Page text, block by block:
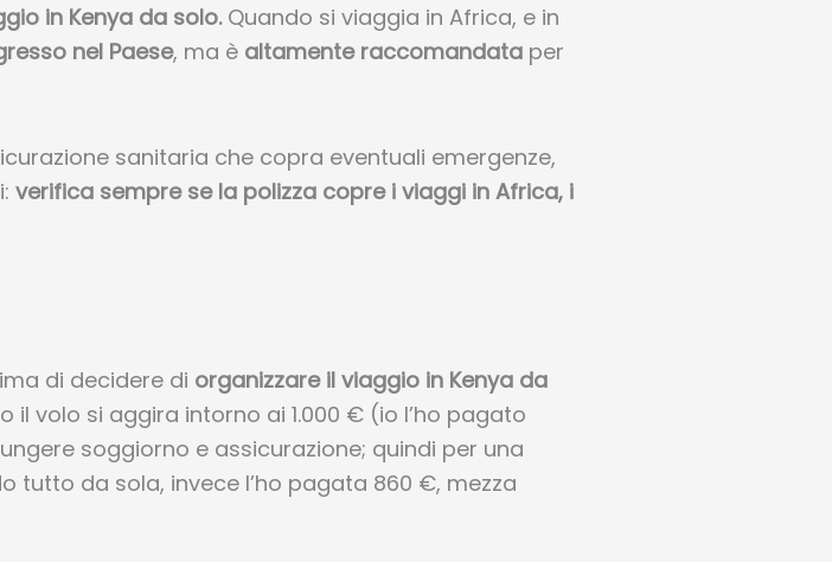
in Kenya da solo.Quando si viaggia in Africa, e in
nel Paese, ma è altamente raccomandata per
sanitaria che copra eventuali emergenze,
verifica sempre se la polizza copre i viaggi in Africa, i
di decidere di organizzare il viaggio in Kenya da
volo si aggira intorno ai 1.000 € (io l’ho pagato
soggiorno e assicurazione; quindi per una
tutto da sola, invece l’ho pagata 860 €, mezza